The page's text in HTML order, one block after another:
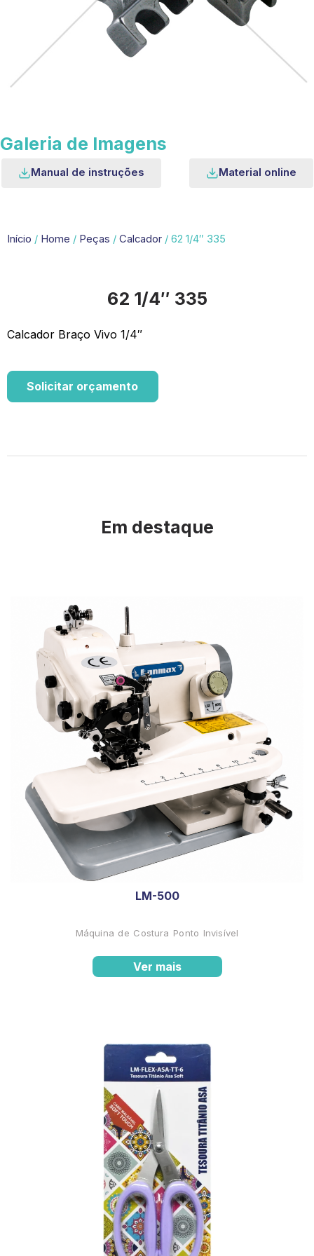
Galeria de Imagens
Manual de instruções Material online
Início / Home / Peças / Calcador / 62 1/4″ 335
62 1/4″ 335
Calcador Braço Vivo 1/4″
Solicitar orçamento
Em destaque
LM-500
Máquina de Costura Ponto Invisível
Ver mais